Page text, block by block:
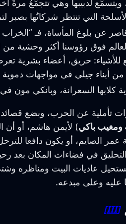
لدبيبها وهي تتجمَّعُ مرةً
الأسلحة التي تنتظر شركاتُها
عن بلوغ المأساة، فـ
فوق رؤوسنا أكثر وحشية من
حريق، أعضاء بشرية
أبناء جيلي في مواجهات
السعرانة، وبانكي مون في
عن الحرب، وبضع
باكي) لأيمن هاشم، أو أن
الصايم، أو يكون دافعا
التحليق في فضاءات المكان
عاديات البيت ومناظره
عليه وعلى مبدعه.
[III]